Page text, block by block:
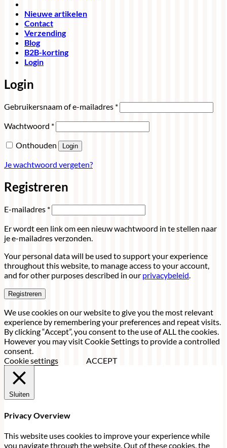
Nieuwe artikelen
Contact
Verzending
Blog
B2B-korting
Login
Login
Gebruikersnaam of e-mailadres *Vereist
Wachtwoord *Vereist
Onthouden Login
Je wachtwoord vergeten?
Registreren
E-mailadres *Vereist
Er wordt een link om een nieuw wachtwoord in te stellen naar
je e-mailadres verzonden.
Your personal data will be used to support your experience
throughout this website, to manage access to your account,
and for other purposes described in our privacybeleid
Registreren
We use cookies on our website to give you the most relevant
experience by remembering your preferences and repeat visits.
By clicking “Accept”, you consent to the use of ALL the cookies.
However you may visit Cookie Settings to provide a controlled
consent.
Cookie settings
ACCEPT
Sluiten
Privacy Overview
This website uses cookies to improve your experience while
you navigate through the website. Out of these cookies, the